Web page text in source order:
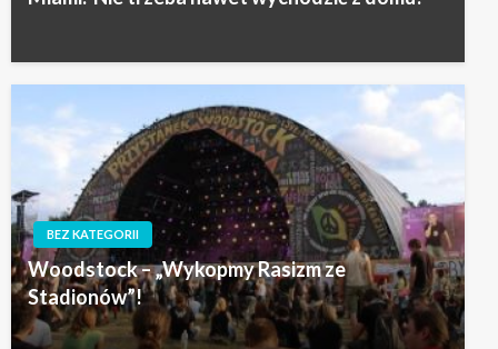
BEZ KATEGORII
Woodstock – „Wykopmy Rasizm ze
Stadionów”!